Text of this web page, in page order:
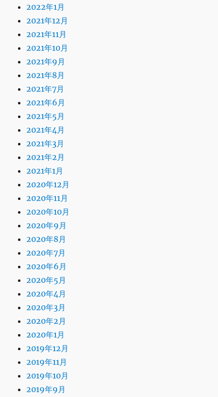
2022年1月
2021年12月
2021年11月
2021年10月
2021年9月
2021年8月
2021年7月
2021年6月
2021年5月
2021年4月
2021年3月
2021年2月
2021年1月
2020年12月
2020年11月
2020年10月
2020年9月
2020年8月
2020年7月
2020年6月
2020年5月
2020年4月
2020年3月
2020年2月
2020年1月
2019年12月
2019年11月
2019年10月
2019年9月